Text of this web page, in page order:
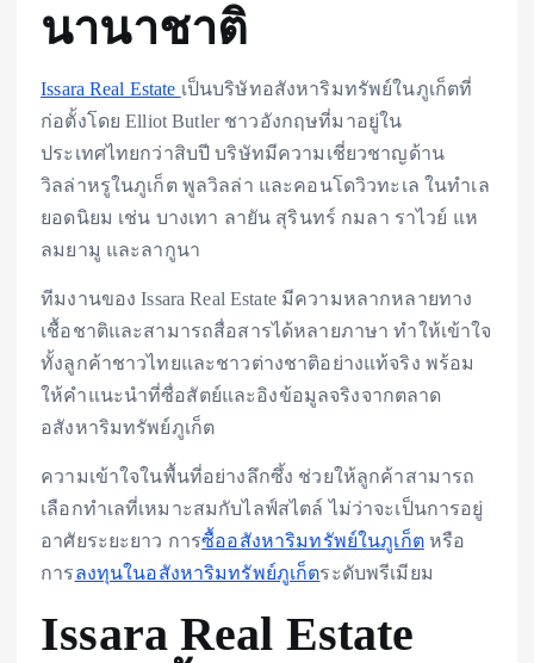
นานาชาติ
Issara Real Estate เป็นบริษัทอสังหาริมทรัพย์ในภูเก็ตที่
ก่อตั้งโดย Elliot Butler ชาวอังกฤษที่มาอยู่ใน
ประเทศไทยกว่าสิบปี บริษัทมีความเชี่ยวชาญด้าน
วิลล่าหรูในภูเก็ต พูลวิลล่า และคอนโดวิวทะเล ในทำเล
ยอดนิยม เช่น บางเทา ลายัน สุรินทร์ กมลา ราไวย์ แห
ลมยามู และลากูนา
ทีมงานของ Issara Real Estate มีความหลากหลายทาง
เชื้อชาติและสามารถสื่อสารได้หลายภาษา ทำให้เข้าใจ
ทั้งลูกค้าชาวไทยและชาวต่างชาติอย่างแท้จริง พร้อม
ให้คำแนะนำที่ซื่อสัตย์และอิงข้อมูลจริงจากตลาด
อสังหาริมทรัพย์ภูเก็ต
ความเข้าใจในพื้นที่อย่างลึกซึ้ง ช่วยให้ลูกค้าสามารถ
เลือกทำเลที่เหมาะสมกับไลฟ์สไตล์ ไม่ว่าจะเป็นการอยู่
อาศัยระยะยาว การซื้ออสังหาริมทรัพย์ในภูเก็ตหรือ
การลงทุนในอสังหาริมทรัพย์ภูเก็ตระดับพรีเมียม
Issara Real Estate